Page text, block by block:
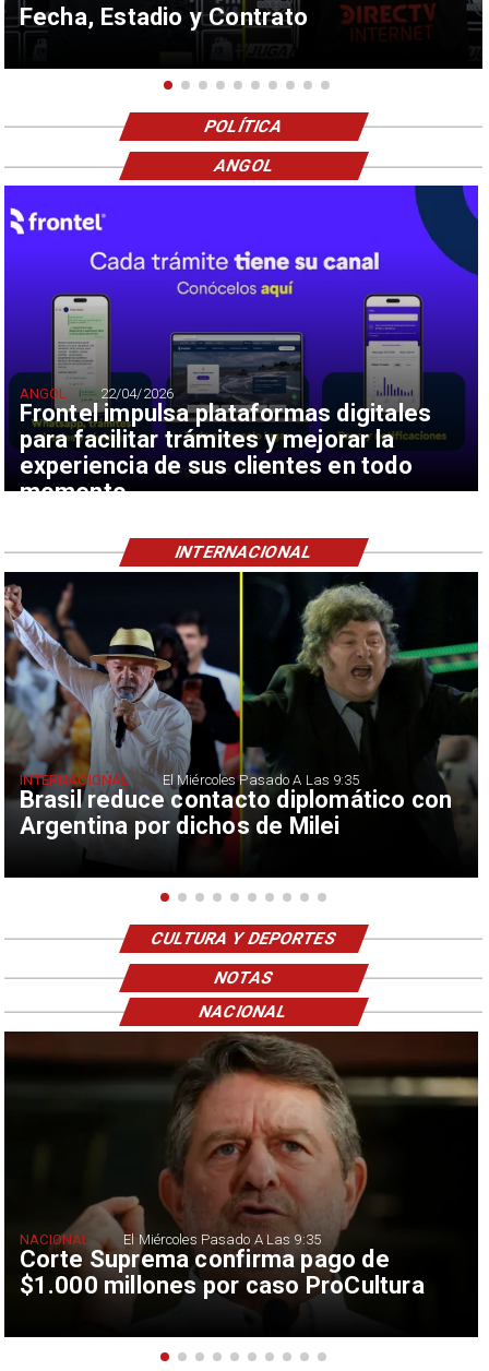
Fecha, Estadio y Contrato
POLÍTICA
Frontel impulsa plataformas digitales
para facilitar trámites y mejorar la
experiencia de sus clientes en todo
momento
ANGOL 22/04/2026
ANGOL
Brasil reduce contacto diplomático con
Argentina por dichos de Milei
INTERNACIONAL El Miércoles Pasado A Las 9:35
INTERNACIONAL
CULTURA Y DEPORTES
NOTAS
Corte Suprema confirma pago de
$1.000 millones por caso ProCultura
NACIONAL El Miércoles Pasado A Las 9:35
NACIONAL